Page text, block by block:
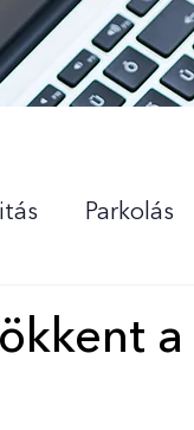
Parkolás